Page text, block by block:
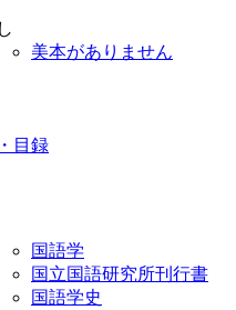
美本がありません
目録
国語学
国立国語研究所刊行書
国語学史